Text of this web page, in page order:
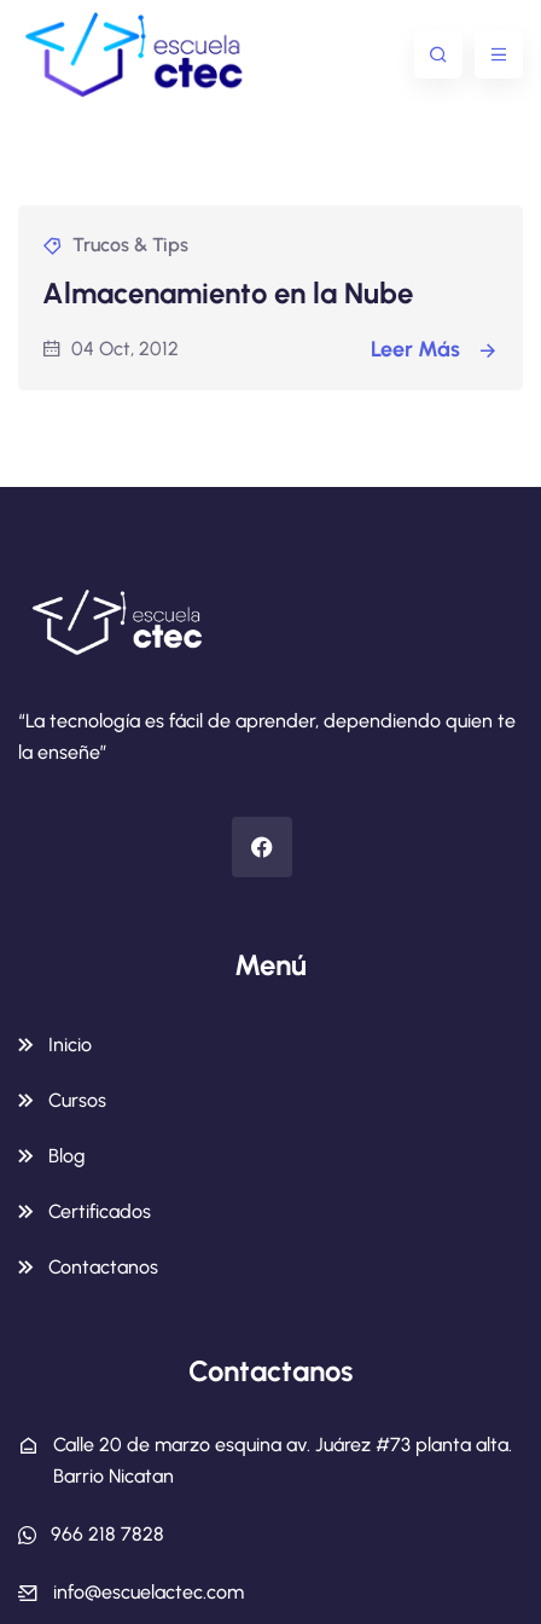
Trucos & Tips
Almacenamiento en la Nube
04 Oct, 2012 Leer Más
“La tecnología es fácil de aprender, dependiendo quien te
la enseñe”
Menú
Inicio
Cursos
Blog
Certificados
Contactanos
Contactanos
Calle 20 de marzo esquina av. Juárez #73 planta alta.
Barrio Nicatan
966 218 7828
info@escuelactec.com